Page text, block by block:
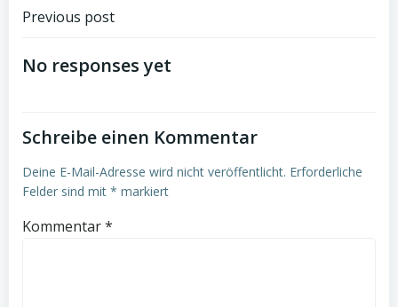
Post
navigation
Previous post
No responses yet
Schreibe einen Kommentar
Deine E-Mail-Adresse wird nicht veröffentlicht. Erforderliche
Felder sind mit * markiert
Kommentar*